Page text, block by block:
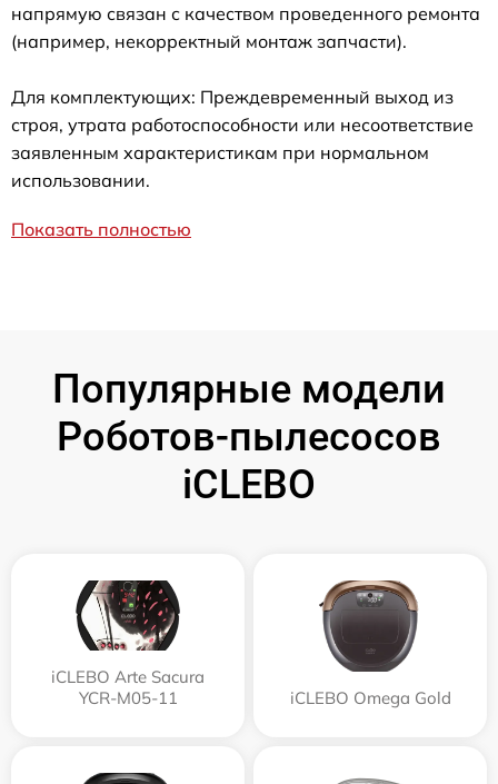
напрямую связан с качеством проведенного ремонта
(например, некорректный монтаж запчасти).
Для комплектующих: Преждевременный выход из
строя, утрата работоспособности или несоответствие
заявленным характеристикам при нормальном
использовании.
Показать полностью
Популярные модели
Роботов-пылесосов
iCLEBO
iCLEBO Arte Sacura
YCR-M05-11
iCLEBO Omega Gold